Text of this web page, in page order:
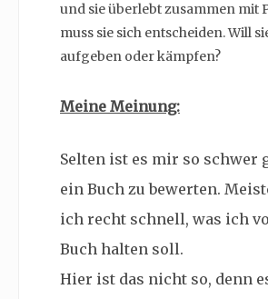
und sie überlebt zusammen mit
muss sie sich entscheiden. Will
aufgeben oder kämpfen?
Meine Meinung:
Selten ist es mir so schwer
ein Buch zu bewerten.
ich recht schnell, was ich
Buch halten soll.
Hier ist das nicht so, denn